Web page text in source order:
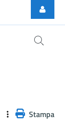
Stampa